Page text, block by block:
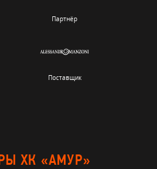
Партнёр
Поставщик
ХК «АМУР»